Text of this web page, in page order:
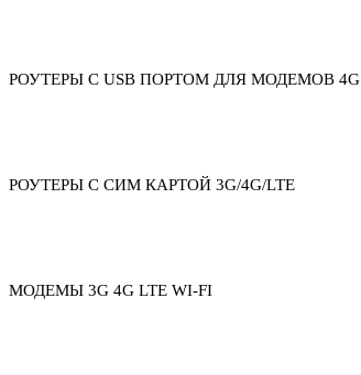
РОУТЕРЫ С USB ПОРТОМ ДЛЯ МОДЕМОВ 4G
РОУТЕРЫ С СИМ КАРТОЙ 3G/4G/LTE
МОДЕМЫ 3G 4G LTE WI-FI